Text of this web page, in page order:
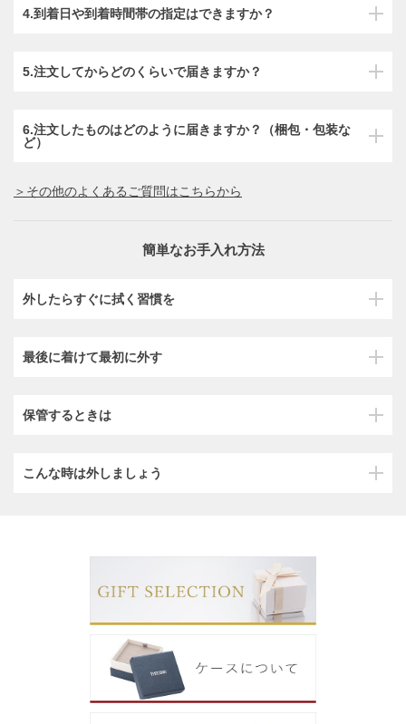
4.到着日や到着時間帯の指定はできますか？
5.注文してからどのくらいで届きますか？
6.注文したものはどのように届きますか？（梱包・包装な
ど）
＞その他のよくあるご質問はこちらから
簡単なお手入れ方法
外したらすぐに拭く習慣を
最後に着けて最初に外す
保管するときは
こんな時は外しましょう